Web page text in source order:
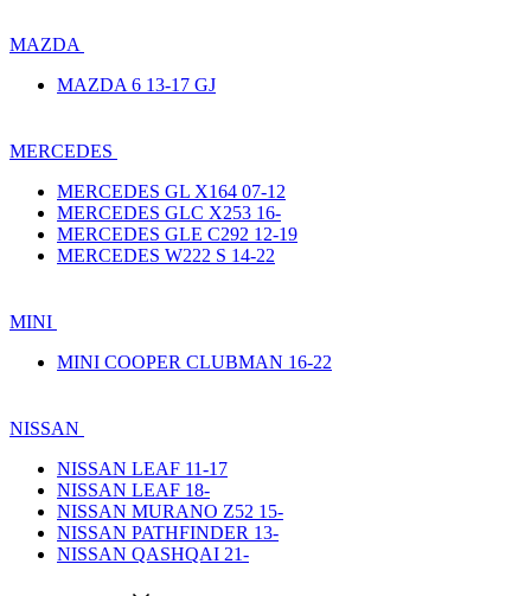
MAZDA
MAZDA 6 13-17 GJ
MERCEDES
MERCEDES GL X164 07-12
MERCEDES GLC X253 16-
MERCEDES GLE C292 12-19
MERCEDES W222 S 14-22
MINI
MINI COOPER CLUBMAN 16-22
NISSAN
NISSAN LEAF 11-17
NISSAN LEAF 18-
NISSAN MURANO Z52 15-
NISSAN PATHFINDER 13-
NISSAN QASHQAI 21-